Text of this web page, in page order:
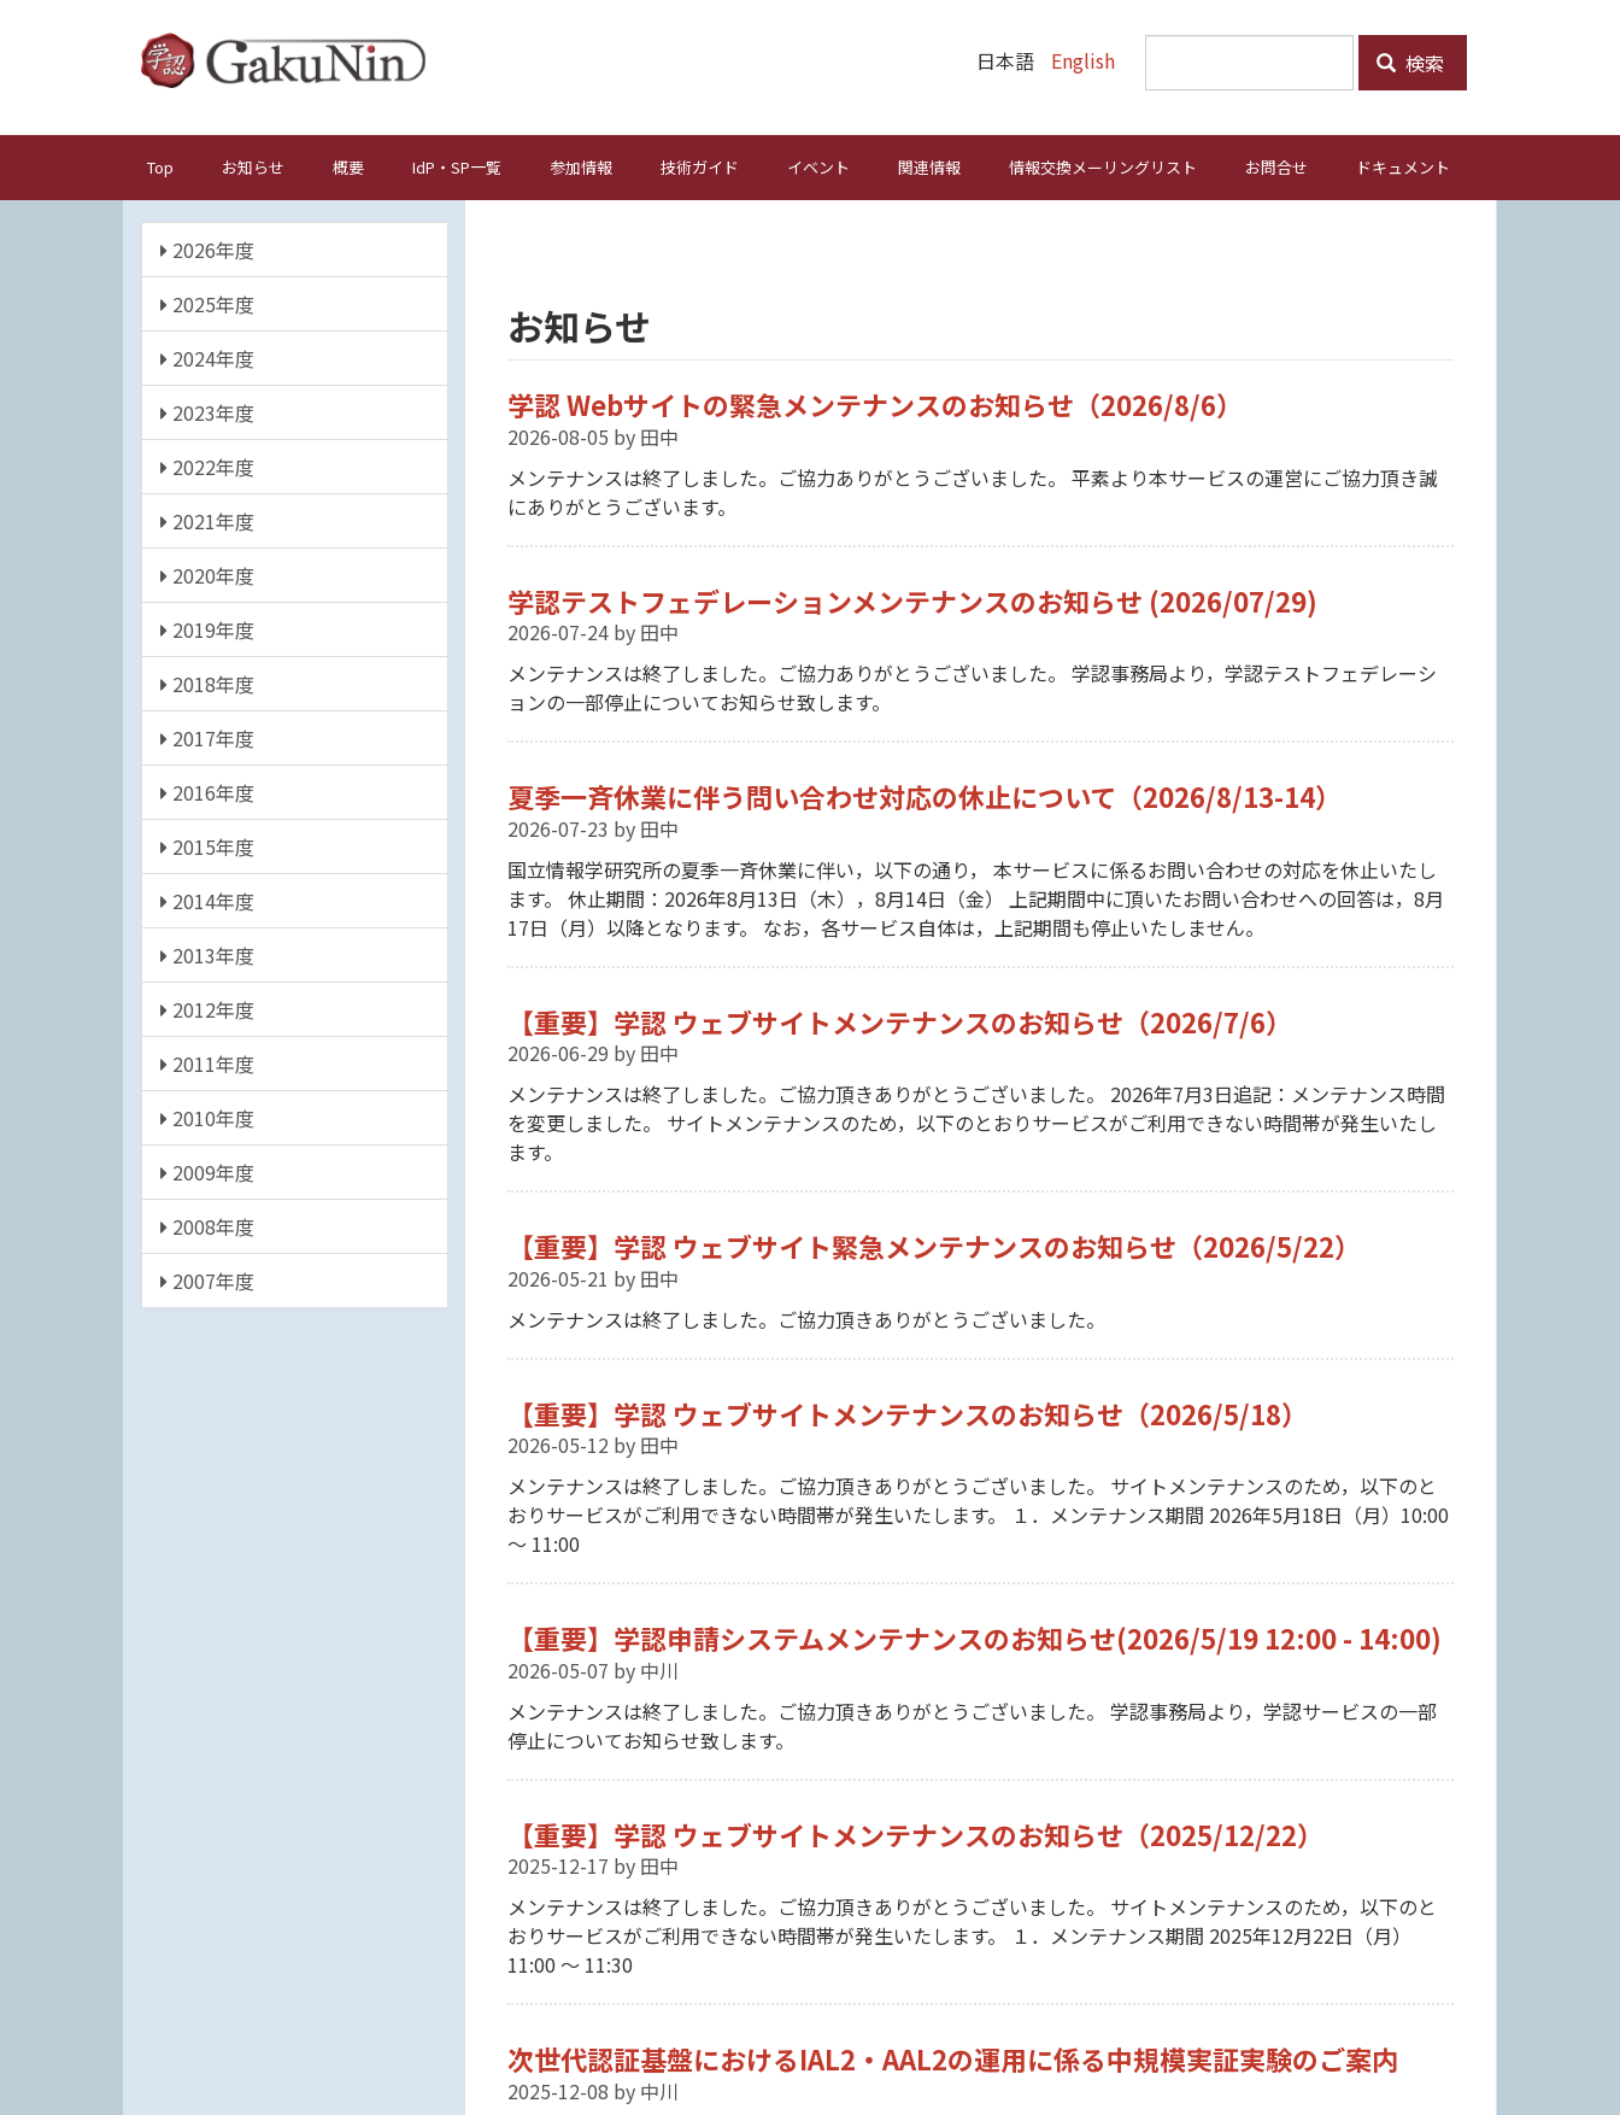
ン
検索
日本語 English
メ
イ
ナ
ー
ョ
ン
Top お知らせ 概要 IdP・SP一覧 参加情報 技術ガイド イベント 関連情報 情報交換メーリングリスト お問合せ ドキュメント
年
度
2026年度
2025年度
2024年度
2023年度
2022年度
2021年度
2020年度
2019年度
2018年度
2017年度
2016年度
2015年度
2014年度
2013年度
2012年度
2011年度
2010年度
2009年度
2008年度
2007年度
お知らせ
学認 Webサイトの緊急メンテナンスのお知らせ（2026/8/6）
2026-08-05 by 田中
メンテナンスは終了しました。ご協力ありがとうございました。 平素より本サービスの運営にご協力頂き誠
にありがとうございます。
学認テストフェデレーションメンテナンスのお知らせ (2026/07/29)
2026-07-24 by 田中
メンテナンスは終了しました。ご協力ありがとうございました。 学認事務局より，学認テストフェデレーシ
ョンの一部停止についてお知らせ致します。
夏季一斉休業に伴う問い合わせ対応の休止について（2026/8/13-14）
2026-07-23 by 田中
国立情報学研究所の夏季一斉休業に伴い，以下の通り， 本サービスに係るお問い合わせの対応を休止いたし
ます。 休止期間：2026年8月13日（木），8月14日（金） 上記期間中に頂いたお問い合わせへの回答は，8月
17日（月）以降となります。 なお，各サービス自体は，上記期間も停止いたしません。
【重要】学認 ウェブサイトメンテナンスのお知らせ（2026/7/6）
2026-06-29 by 田中
メンテナンスは終了しました。ご協力頂きありがとうございました。 2026年7月3日追記：メンテナンス時間
を変更しました。 サイトメンテナンスのため，以下のとおりサービスがご利用できない時間帯が発生いたし
ます。
【重要】学認 ウェブサイト緊急メンテナンスのお知らせ（2026/5/22）
2026-05-21 by 田中
メンテナンスは終了しました。ご協力頂きありがとうございました。
【重要】学認 ウェブサイトメンテナンスのお知らせ（2026/5/18）
2026-05-12 by 田中
メンテナンスは終了しました。ご協力頂きありがとうございました。 サイトメンテナンスのため，以下のと
おりサービスがご利用できない時間帯が発生いたします。 １．メンテナンス期間 2026年5月18日（月）10:00
〜 11:00
【重要】学認申請システムメンテナンスのお知らせ(2026/5/19 12:00 - 14:00)
2026-05-07 by 中川
メンテナンスは終了しました。ご協力頂きありがとうございました。 学認事務局より，学認サービスの一部
停止についてお知らせ致します。
【重要】学認 ウェブサイトメンテナンスのお知らせ（2025/12/22）
2025-12-17 by 田中
メンテナンスは終了しました。ご協力頂きありがとうございました。 サイトメンテナンスのため，以下のと
おりサービスがご利用できない時間帯が発生いたします。 １．メンテナンス期間 2025年12月22日（月）
11:00 〜 11:30
次世代認証基盤におけるIAL2・AAL2の運用に係る中規模実証実験のご案内
2025-12-08 by 中川